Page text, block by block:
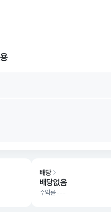
배당
배당없음
수익률 ---